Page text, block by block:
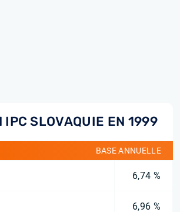
IPC SLOVAQUIE EN 1999
BASE ANNUELLE
6,74 %
6,96 %